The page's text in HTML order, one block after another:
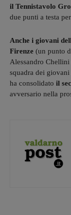
il Tennistavolo
due punti a testa
Anche i giovani
Firenze (un punto
Alessandro
squadra dei
ha consolidato il
avversario nella